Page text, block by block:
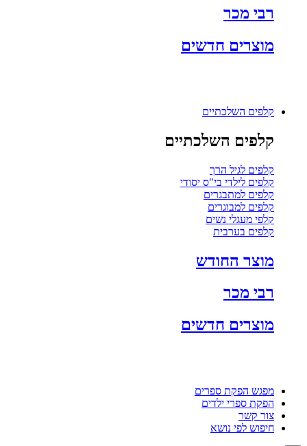
רבי מכר
מוצרים חדשים
קלפים השלכתיים
קלפים השלכתיים
קלפים לגיל הרך
קלפים לילדי בי"ס יסודי
קלפים למתבגרים
קלפים למבוגרים
קלפי מעגלי נשים
קלפים בערבית
מוצר החודש
רבי מכר
מוצרים חדשים
מפגש הפקת ספרים
הפקת ספרי ילדים
צור קשר
חיפוש לפי נושא